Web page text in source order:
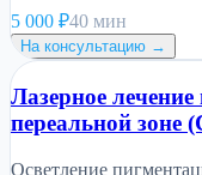
5 000 ₽40 мин
На консультацию →
Лазерное
переальной зоне
Осветление